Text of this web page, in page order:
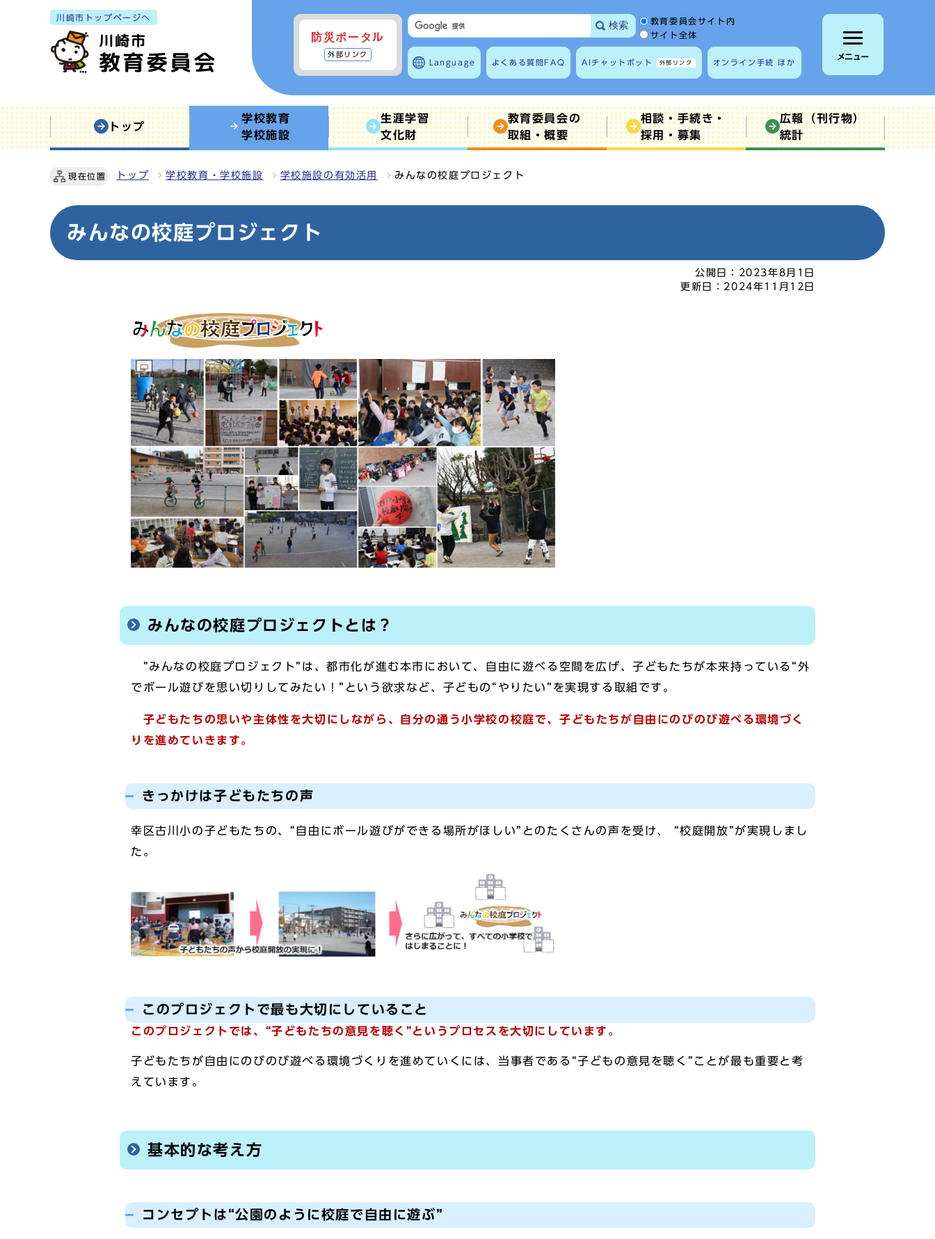
川崎市トップページへ
防災ポータル
外部リンク
検索 サイト内検索の範囲
教育委員会サイト内
サイト全体
Language よくある質問 FAQ AIチャットボット 外部リンク オンライン手続 ほか
メニュー
トップ
学校教育
学校施設
生涯学習
文化財
教育委員会の
取組・概要
相談・手続き・
採用・募集
広報（刊行物）
統計
現在位置 トップ 学校教育・学校施設 学校施設の有効活用 みんなの校庭プロジェクト
みんなの校庭プロジェクト
公開日：
2023年8月1日
更新日： 2024年11月12日
みんなの校庭プロジェクトとは？
”みんなの校庭プロジェクト”は、都市化が進む本市において、自由に遊べる空間を広げ、子どもたちが本来持っている“外
でボール遊びを思い切りしてみたい！”という欲求など、子どもの“やりたい”を実現する取組です。
子どもたちの思いや主体性を大切にしながら、自分の通う小学校の校庭で、子どもたちが自由にのびのび遊べる環境づく
りを進めていきます。
きっかけは子どもたちの声
幸区古川小の子どもたちの、“自由にボール遊びができる場所がほしい”とのたくさんの声を受け、 “校庭開放”が実現しまし
た。
このプロジェクトで最も大切にしていること
このプロジェクトでは、“子どもたちの意見を聴く”というプロセスを大切にしています。
子どもたちが自由にのびのび遊べる環境づくりを進めていくには、当事者である“子どもの意見を聴く”ことが最も重要と考
えています。
基本的な考え方
コンセプトは“公園のように校庭で自由に遊ぶ”